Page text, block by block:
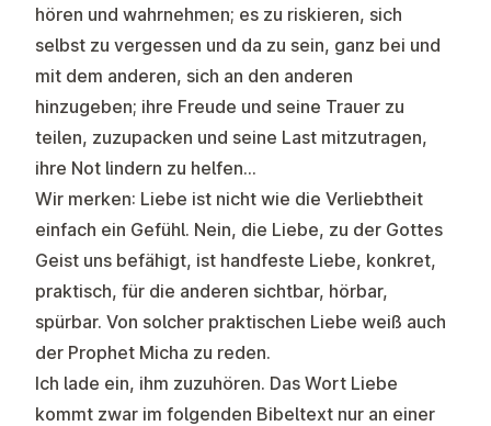
hören und wahrnehmen; es zu riskieren, sich
selbst zu vergessen und da zu sein, ganz bei und
mit dem anderen, sich an den anderen
hinzugeben; ihre Freude und seine Trauer zu
teilen, zuzupacken und seine Last mitzutragen,
ihre Not lindern zu helfen...
Wir merken: Liebe ist nicht wie die Verliebtheit
einfach ein Gefühl. Nein, die Liebe, zu der Gottes
Geist uns befähigt, ist handfeste Liebe, konkret,
praktisch, für die anderen sichtbar, hörbar,
spürbar. Von solcher praktischen Liebe weiß auch
der Prophet Micha zu reden.
Ich lade ein, ihm zuzuhören. Das Wort Liebe
kommt zwar im folgenden Bibeltext nur an einer